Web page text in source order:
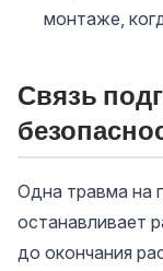
монтаже,
Связь
Одна травма на
останавливает
до окончания